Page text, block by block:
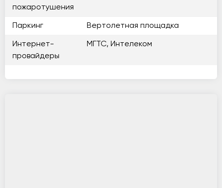
пожаротушения
Паркинг Вертолетная площадка
Интернет-
провайдеры
МГТС, Интелеком